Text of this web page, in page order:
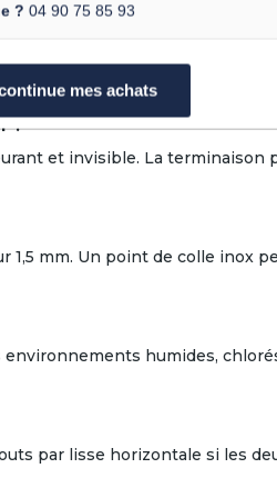
un rendu totalement
?
et invisible. La terminaison
mm. Un point de colle inox
humides,
par lisse horizontale si les
? 04 90 75 85 93
mes achats